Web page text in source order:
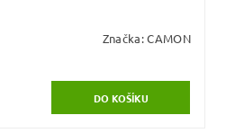
Značka:CAMON